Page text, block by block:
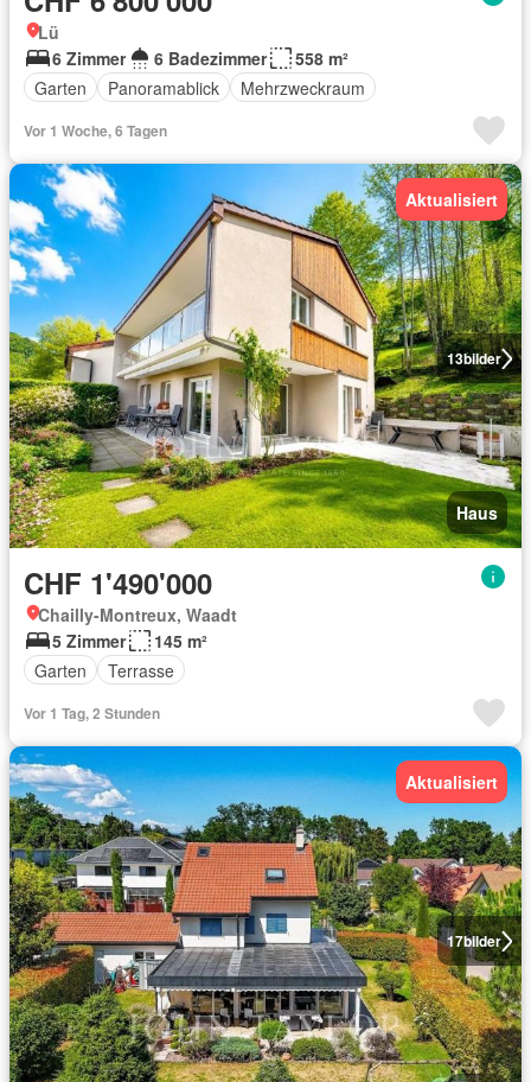
Lü
6 Zimmer
6 Badezimmer
558 m²
Garten
Panoramablick Mehrzweckraum
Vor 1 Woche, 6 Tagen
13bilder
Aktualisiert
Haus
CHF 1'490'000
Chailly-Montreux, Waadt
5 Zimmer
145 m²
Garten
Terrasse
Vor 1 Tag, 2 Stunden
17bilder
Aktualisiert